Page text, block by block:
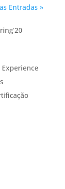
Entradas »